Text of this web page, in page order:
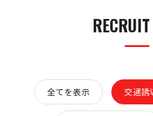
全てを表示 交通誘